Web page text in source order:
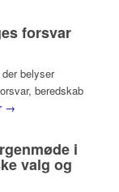
forsvar
belyser
beredskab
→
i
valg og